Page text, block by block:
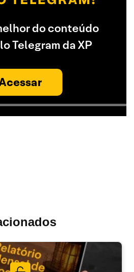
do conteúdo
Telegram da XP